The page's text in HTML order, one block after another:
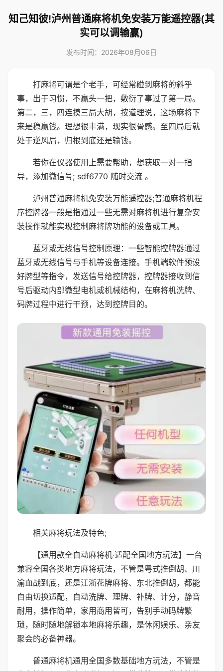
知己知彼!泸州普通麻将机免安装万能遥控器(其
实可以调输赢)
发布时间：2026年08月06日
打麻将可谓是个老手，可经常碰到麻将的斜乎
事，出于习惯，不赢头一把，敷衍了事过了第一局。
第二，三，四连摸三局大胡，按道理说，这场麻将下
来是稳赢钱。理想很丰满，现实很骨感。至四局后就
处于逆风局，归根到底还是输钱。
若你在仪器使用上需要帮助，想获取一对一指
导，添加微信号; sdf6770 随时交流 。
泸州普通麻将机免安装万能遥控器;普通麻将机程
序控牌器一般是指通过一些无需对麻将机进行复杂安
装操作就能实现控制麻将牌功能的设备或工具。
蓝牙或无线信号控制原理：一些智能控牌器通过
蓝牙或无线信号与手机等设备连接。手机端软件预设
好牌型等指令，发送信号给控牌器，控牌器接收到信
号后驱动内部微型电机或机械结构，在麻将机洗牌、
码牌过程中进行干预，达到控牌目的。
相关麻将玩法及特色;
【通用款全自动麻将机·适配全国地方玩法】一台
兼容全国各类地方麻将玩法，不管是粤式推倒胡、川
渝血战到底，还是江浙花牌麻将、东北推倒胡，都能
自由切换适配，自动洗牌、理牌、补牌、计分，静音
耐用，操作简单，家用商用皆可，告别手动码牌繁
琐，随时随地解锁本地麻将乐趣，是休闲娱乐、亲友
聚会的必备神器。
普通麻将机通用全国多数基础地方玩法，不管是